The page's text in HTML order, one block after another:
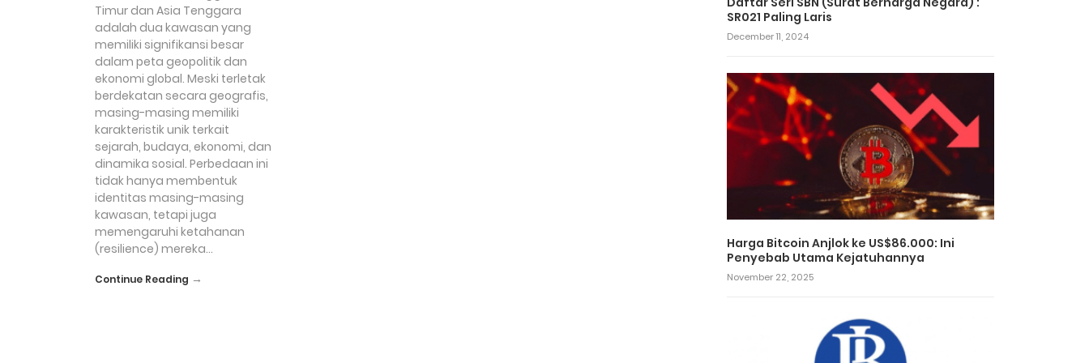
Timur dan Asia Tenggara
adalah dua kawasan yang
memiliki signifikansi besar
dalam peta geopolitik dan
ekonomi global. Meski terletak
berdekatan secara geografis,
masing-masing memiliki
karakteristik unik terkait
sejarah, budaya, ekonomi, dan
dinamika sosial. Perbedaan ini
tidak hanya membentuk
identitas masing-masing
kawasan, tetapi juga
memengaruhi ketahanan
(resilience) mereka…
Continue Reading →
SR021 Paling Laris
December 11, 2024
Harga Bitcoin Anjlok ke US$86.000: Ini
Penyebab Utama Kejatuhannya
November 22, 2025